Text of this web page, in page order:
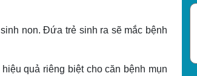
non. Đứa trẻ sinh ra sẽ mắc bệnh
quả riêng biệt cho căn bệnh mụn